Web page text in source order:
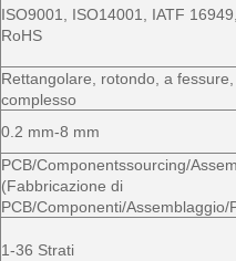
ISO9001, ISO14001, IATF
RoHS
Rettangolare, rotondo, a fessure,
complesso
0.2 mm-8 mm
PCB/Componentssourcing/
(Fabbricazione di
PCB/Componenti/Assemblaggio/
1-36 Strati